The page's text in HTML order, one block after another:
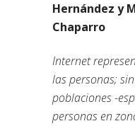
Hernández y
Chaparro
Internet
las personas;
poblaciones -
personas en